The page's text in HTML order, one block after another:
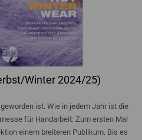
Winter 2024/25)
ist. Wie in jedem Jahr ist die
für Handarbeit: Zum ersten Mal
einem breiteren Publikum. Bis es